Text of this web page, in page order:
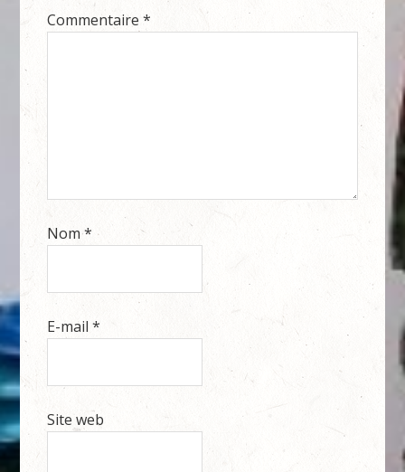
Commentaire*
Nom*
E-mail*
Site web